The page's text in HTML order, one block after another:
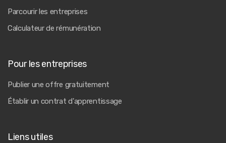
Parcourir les entreprises
Calculateur de rémunération
Pour les entreprises
Publier une offre gratuitement
Établir un contrat d'apprentissage
Liens utiles